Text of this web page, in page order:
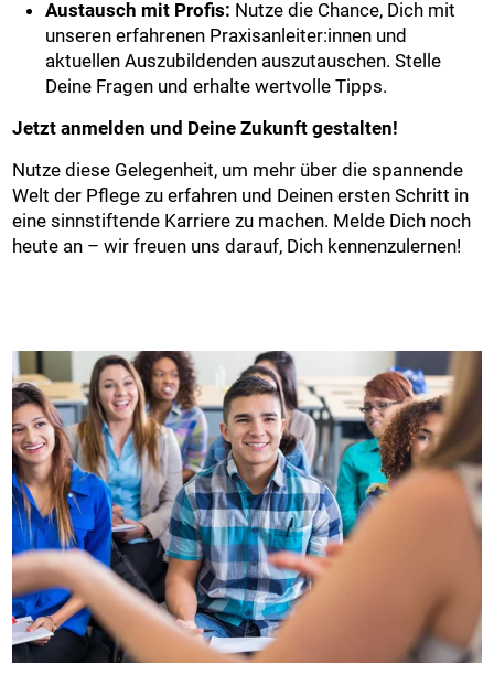
Austausch mit Profis: Nutze die Chance, Dich mit
unseren erfahrenen Praxisanleiter:innen und
aktuellen Auszubildenden auszutauschen. Stelle
Deine Fragen und erhalte wertvolle Tipps.
Jetzt anmelden und Deine Zukunft gestalten!
Nutze diese Gelegenheit, um mehr über die spannende
Welt der Pflege zu erfahren und Deinen ersten Schritt in
eine sinnstiftende Karriere zu machen. Melde Dich noch
heute an – wir freuen uns darauf, Dich kennenzulernen!